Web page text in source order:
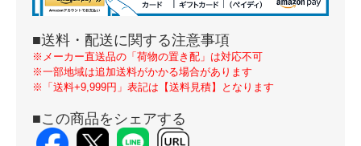
■送料・配送に関する注意事項
※メーカー直送品の「荷物の置き配」は対応不可
※一部地域は追加送料がかかる場合があります
※「送料+9,999円」表記は【送料見積】となります
■この商品をシェアする